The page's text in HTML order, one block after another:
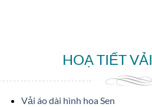
HOẠ TIẾT
Vải áo dài hình hoa Sen